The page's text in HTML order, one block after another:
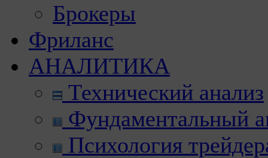
Брокеры
Фриланс
АНАЛИТИКА
Технический анализ
Фундаментальный
Психология